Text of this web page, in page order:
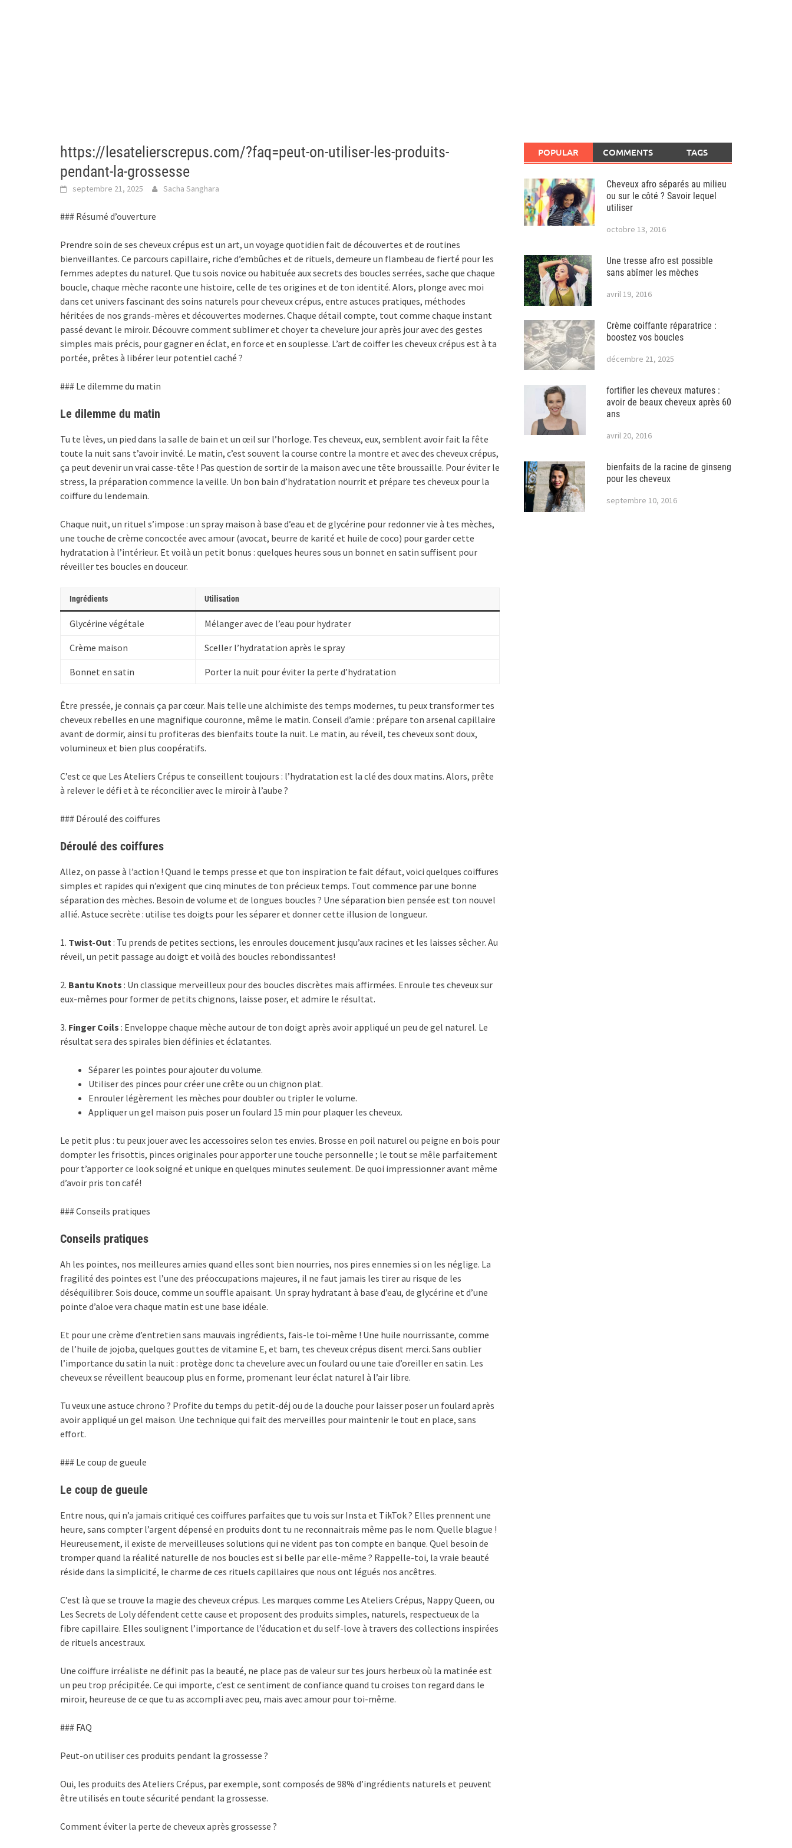
https://lesatelierscrepus.com/?faq=peut-on-utiliser-les-produits-
pendant-la-grossesse
septembre 21, 2025 Sacha Sanghara
### Résumé d’ouverture
Prendre soin de ses cheveux crépus est un art, un voyage quotidien fait de découvertes et de routines
bienveillantes. Ce parcours capillaire, riche d’embûches et de rituels, demeure un flambeau de fierté pour les
femmes adeptes du naturel. Que tu sois novice ou habituée aux secrets des boucles serrées, sache que chaque
boucle, chaque mèche raconte une histoire, celle de tes origines et de ton identité. Alors, plonge avec moi
dans cet univers fascinant des soins naturels pour cheveux crépus, entre astuces pratiques, méthodes
héritées de nos grands-mères et découvertes modernes. Chaque détail compte, tout comme chaque instant
passé devant le miroir. Découvre comment sublimer et choyer ta chevelure jour après jour avec des gestes
simples mais précis, pour gagner en éclat, en force et en souplesse. L’art de coiffer les cheveux crépus est à ta
portée, prêtes à libérer leur potentiel caché ?
### Le dilemme du matin
Le dilemme du matin
Tu te lèves, un pied dans la salle de bain et un œil sur l’horloge. Tes cheveux, eux, semblent avoir fait la fête
toute la nuit sans t’avoir invité. Le matin, c’est souvent la course contre la montre et avec des cheveux crépus,
ça peut devenir un vrai casse-tête ! Pas question de sortir de la maison avec une tête broussaille. Pour éviter le
stress, la préparation commence la veille. Un bon bain d’hydratation nourrit et prépare tes cheveux pour la
coiffure du lendemain.
Chaque nuit, un rituel s’impose : un spray maison à base d’eau et de glycérine pour redonner vie à tes mèches,
une touche de crème concoctée avec amour (avocat, beurre de karité et huile de coco) pour garder cette
hydratation à l’intérieur. Et voilà un petit bonus : quelques heures sous un bonnet en satin suffisent pour
réveiller tes boucles en douceur.
Ingrédients Utilisation
Glycérine végétale Mélanger avec de l’eau pour hydrater
Crème maison Sceller l’hydratation après le spray
Bonnet en satin Porter la nuit pour éviter la perte d’hydratation
Être pressée, je connais ça par cœur. Mais telle une alchimiste des temps modernes, tu peux transformer tes
cheveux rebelles en une magnifique couronne, même le matin. Conseil d’amie : prépare ton arsenal capillaire
avant de dormir, ainsi tu profiteras des bienfaits toute la nuit. Le matin, au réveil, tes cheveux sont doux,
volumineux et bien plus coopératifs.
C’est ce que Les Ateliers Crépus te conseillent toujours : l’hydratation est la clé des doux matins. Alors, prête
à relever le défi et à te réconcilier avec le miroir à l’aube ?
### Déroulé des coiffures
Déroulé des coiffures
Allez, on passe à l’action ! Quand le temps presse et que ton inspiration te fait défaut, voici quelques coiffures
simples et rapides qui n’exigent que cinq minutes de ton précieux temps. Tout commence par une bonne
séparation des mèches. Besoin de volume et de longues boucles ? Une séparation bien pensée est ton nouvel
allié. Astuce secrète : utilise tes doigts pour les séparer et donner cette illusion de longueur.
1. Twist-Out: Tu prends de petites sections, les enroules doucement jusqu’aux racines et les laisses sêcher. Au
réveil, un petit passage au doigt et voilà des boucles rebondissantes!
2. Bantu Knots : Un classique merveilleux pour des boucles discrètes mais affirmées. Enroule tes cheveux sur
eux-mêmes pour former de petits chignons, laisse poser, et admire le résultat.
3. Finger Coils : Enveloppe chaque mèche autour de ton doigt après avoir appliqué un peu de gel naturel. Le
résultat sera des spirales bien définies et éclatantes.
Séparer les pointes pour ajouter du volume.
Utiliser des pinces pour créer une crête ou un chignon plat.
Enrouler légèrement les mèches pour doubler ou tripler le volume.
Appliquer un gel maison puis poser un foulard 15 min pour plaquer les cheveux.
Le petit plus : tu peux jouer avec les accessoires selon tes envies. Brosse en poil naturel ou peigne en bois pour
dompter les frisottis, pinces originales pour apporter une touche personnelle ; le tout se mêle parfaitement
pour t’apporter ce look soigné et unique en quelques minutes seulement. De quoi impressionner avant même
d’avoir pris ton café!
### Conseils pratiques
Conseils pratiques
Ah les pointes, nos meilleures amies quand elles sont bien nourries, nos pires ennemies si on les néglige. La
fragilité des pointes est l’une des préoccupations majeures, il ne faut jamais les tirer au risque de les
déséquilibrer. Sois douce, comme un souffle apaisant. Un spray hydratant à base d’eau, de glycérine et d’une
pointe d’aloe vera chaque matin est une base idéale.
Et pour une crème d’entretien sans mauvais ingrédients, fais-le toi-même ! Une huile nourrissante, comme
de l’huile de jojoba, quelques gouttes de vitamine E, et bam, tes cheveux crépus disent merci. Sans oublier
l’importance du satin la nuit : protège donc ta chevelure avec un foulard ou une taie d’oreiller en satin. Les
cheveux se réveillent beaucoup plus en forme, promenant leur éclat naturel à l’air libre.
Tu veux une astuce chrono ? Profite du temps du petit-déj ou de la douche pour laisser poser un foulard après
avoir appliqué un gel maison. Une technique qui fait des merveilles pour maintenir le tout en place, sans
effort.
### Le coup de gueule
Le coup de gueule
Entre nous, qui n’a jamais critiqué ces coiffures parfaites que tu vois sur Insta et TikTok ? Elles prennent une
heure, sans compter l’argent dépensé en produits dont tu ne reconnaitrais même pas le nom. Quelle blague !
Heureusement, il existe de merveilleuses solutions qui ne vident pas ton compte en banque. Quel besoin de
tromper quand la réalité naturelle de nos boucles est si belle par elle-même ? Rappelle-toi, la vraie beauté
réside dans la simplicité, le charme de ces rituels capillaires que nous ont légués nos ancêtres.
C’est là que se trouve la magie des cheveux crépus. Les marques comme Les Ateliers Crépus, Nappy Queen, ou
Les Secrets de Loly défendent cette cause et proposent des produits simples, naturels, respectueux de la
fibre capillaire. Elles soulignent l’importance de l’éducation et du self-love à travers des collections inspirées
de rituels ancestraux.
Une coiffure irréaliste ne définit pas la beauté, ne place pas de valeur sur tes jours herbeux où la matinée est
un peu trop précipitée. Ce qui importe, c’est ce sentiment de confiance quand tu croises ton regard dans le
miroir, heureuse de ce que tu as accompli avec peu, mais avec amour pour toi-même.
### FAQ
Peut-on utiliser ces produits pendant la grossesse ?
Oui, les produits des Ateliers Crépus, par exemple, sont composés de 98% d’ingrédients naturels et peuvent
être utilisés en toute sécurité pendant la grossesse.
Comment éviter la perte de cheveux après grossesse ?
POPULAR COMMENTS TAGS
Cheveux afro séparés au milieu
ou sur le côté ? Savoir lequel
utiliser
octobre 13, 2016
Une tresse afro est possible
sans abîmer les mèches
avril 19, 2016
Crème coiffante réparatrice :
boostez vos boucles
décembre 21, 2025
fortifier les cheveux matures :
avoir de beaux cheveux après 60
ans
avril 20, 2016
bienfaits de la racine de ginseng
pour les cheveux
septembre 10, 2016